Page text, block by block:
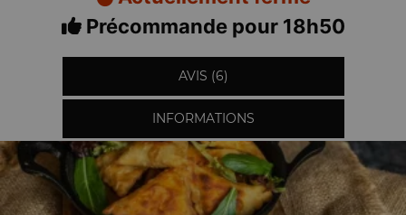
Précommande pour 18h50
AVIS (6)
INFORMATIONS